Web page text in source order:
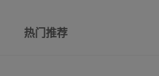
热门推荐